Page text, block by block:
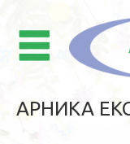
АРНИКА